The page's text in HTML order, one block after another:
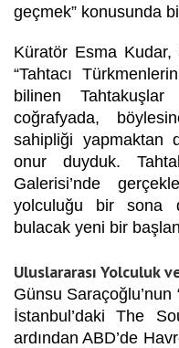
geçmek” konusunda
Küratör Esma
“Tahtacı
bilinen
coğrafyada,
sahipliği yapmaktan
onur duyduk.
Galerisi’nde
yolculuğu bir sona
bulacak yeni bir
Uluslararası Yolculuk
Günsu Saraçoğlu’nun
İstanbul’daki The
ardından ABD’de